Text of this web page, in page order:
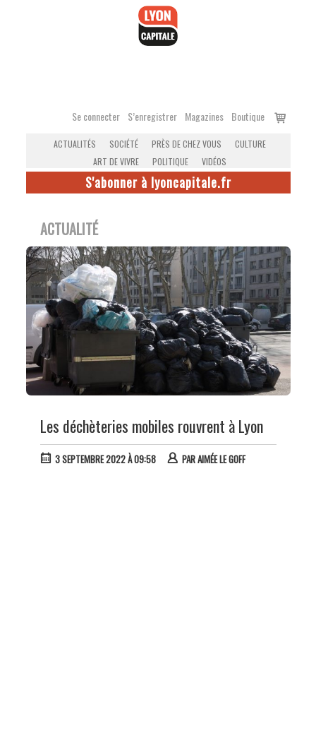
Se connecter S’enregistrer Magazines Boutique
Voir
ACTUALITÉS SOCIÉTÉ PRÈS DE CHEZ VOUS
CULTURE
ART DE VIVRE
POLITIQUE VIDÉOS
S'abonner à lyoncapitale.fr
ACTUALITÉ
Les déchèteries mobiles rouvrent à Lyon
3 SEPTEMBRE 2022 À 09:58 PARAIMÉE LE GOFF